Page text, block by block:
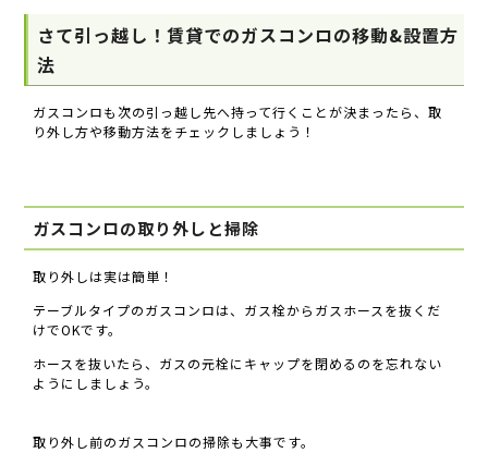
さて引っ越し！賃貸でのガスコンロの移動&設置方
法
ガスコンロも次の引っ越し先へ持って行くことが決まったら、取
り外し方や移動方法をチェックしましょう！
ガスコンロの取り外しと掃除
取り外しは実は簡単！
テーブルタイプのガスコンロは、ガス栓からガスホースを抜くだ
けでOKです。
ホースを抜いたら、ガスの元栓にキャップを閉めるのを忘れない
ようにしましょう。
取り外し前のガスコンロの掃除も大事です。